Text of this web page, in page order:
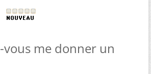
vous me donner un